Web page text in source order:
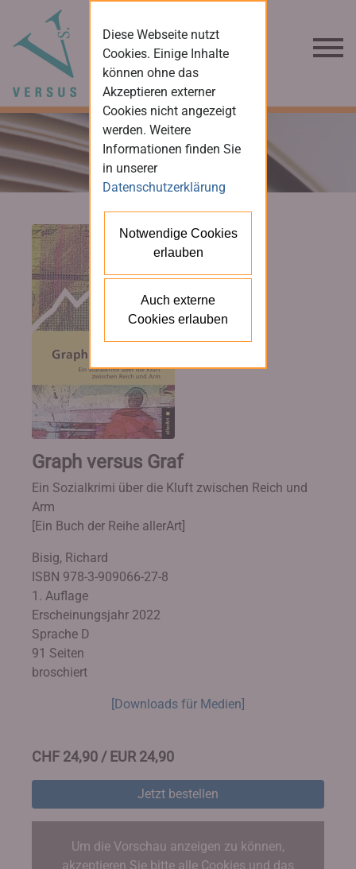
Graph versus Graf
Ein Sozialkrimi über die Kluft zwischen Reich und
Arm
[Ein Buch der Reihe allerArt]
Bisig, Richard
ISBN 978-3-909066-27-8
1. Auflage
Erscheinungsjahr 2022
Sprache D
91 Seiten
broschiert
[Downloads für Medien]
CHF 24,90 / EUR 24,90
Jetzt bestellen
Um die Vorschau anzeigen zu können,
akzeptieren Sie bitte alle Cookies und das
Diese Webseite nutzt
Cookies. Einige Inhalte
können ohne das
Akzeptieren externer
Cookies nicht angezeigt
werden. Weitere
Informationen finden Sie
in unserer
Datenschutzerklärung
Notwendige Cookies
erlauben
Auch externe
Cookies erlauben